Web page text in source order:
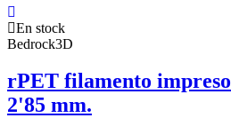
En stock
Bedrock3D
rPET filamento
2'85 mm.